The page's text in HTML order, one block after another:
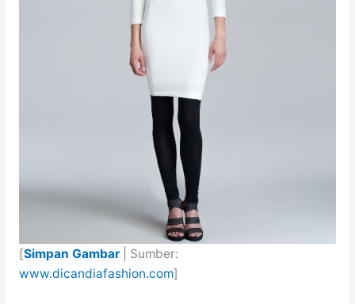
[Simpan Gambar| Sumber:
www.dicandiafashion.com]